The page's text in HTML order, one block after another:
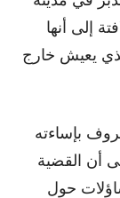
إلى أنها
يعيش خارج
بإساءته
أن القضية
حول